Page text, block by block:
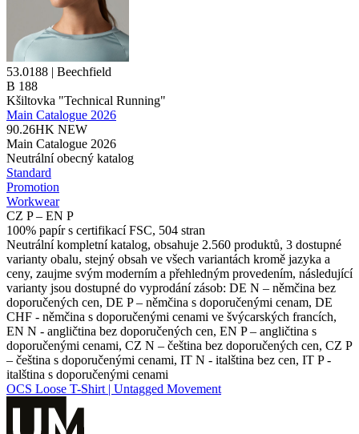
53.0188 | Beechfield
B 188
Kšiltovka "Technical Running"
Main Catalogue 2026
90.26HK NEW
Main Catalogue 2026
Neutrální obecný katalog
Standard
Promotion
Workwear
CZ P – EN P
100% papír s certifikací FSC, 504 stran
Neutrální kompletní katalog, obsahuje 2.560 produktů, 3 dostupné
varianty obalu, stejný obsah ve všech variantách kromě jazyka a
ceny, zaujme svým moderním a přehledným provedením, následující
varianty jsou dostupné do vyprodání zásob: DE N – němčina bez
doporučených cen, DE P – němčina s doporučenými cenam, DE
CHF - němčina s doporučenými cenami ve švýcarských francích,
EN N - angličtina bez doporučených cen, EN P – angličtina s
doporučenými cenami, CZ N – čeština bez doporučených cen, CZ P
– čeština s doporučenými cenami, IT N - italština bez cen, IT P -
italština s doporučenými cenami
OCS Loose T-Shirt | Untagged Movement